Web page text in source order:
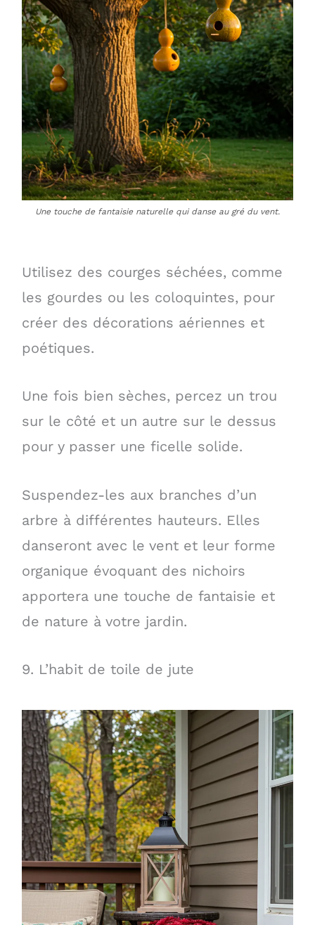
Une touche de fantaisie naturelle qui danse au gré du vent.
Utilisez des courges séchées, comme
les gourdes ou les coloquintes, pour
créer des décorations aériennes et
poétiques.
Une fois bien sèches, percez un trou
sur le côté et un autre sur le dessus
pour y passer une ficelle solide.
Suspendez-les aux branches d’un
arbre à différentes hauteurs. Elles
danseront avec le vent et leur forme
organique évoquant des nichoirs
apportera une touche de fantaisie et
de nature à votre jardin.
9. L’habit de toile de jute